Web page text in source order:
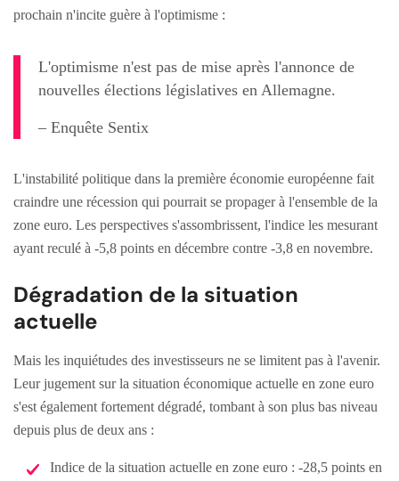
prochain n'incite guère à l'optimisme :
L'optimisme n'est pas de mise après l'annonce de
nouvelles élections législatives en Allemagne.
– Enquête Sentix
L'instabilité politique dans la première économie européenne fait
craindre une récession qui pourrait se propager à l'ensemble de la
zone euro. Les perspectives s'assombrissent, l'indice les mesurant
ayant reculé à -5,8 points en décembre contre -3,8 en novembre.
Dégradation de la situation
actuelle
Mais les inquiétudes des investisseurs ne se limitent pas à l'avenir.
Leur jugement sur la situation économique actuelle en zone euro
s'est également fortement dégradé, tombant à son plus bas niveau
depuis plus de deux ans :
Indice de la situation actuelle en zone euro : -28,5 points en